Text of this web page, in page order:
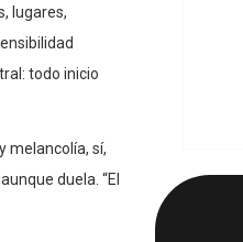
lugares,
todo inicio
melancolía, sí,
duela. “El